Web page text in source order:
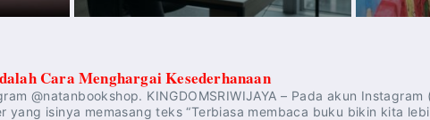
Cara Menghargai Kesederhanaan
@natanbookshop. KINGDOMSRIWIJAYA – Pada akun
yang isinya memasang teks “Terbiasa membaca buku bikin kita